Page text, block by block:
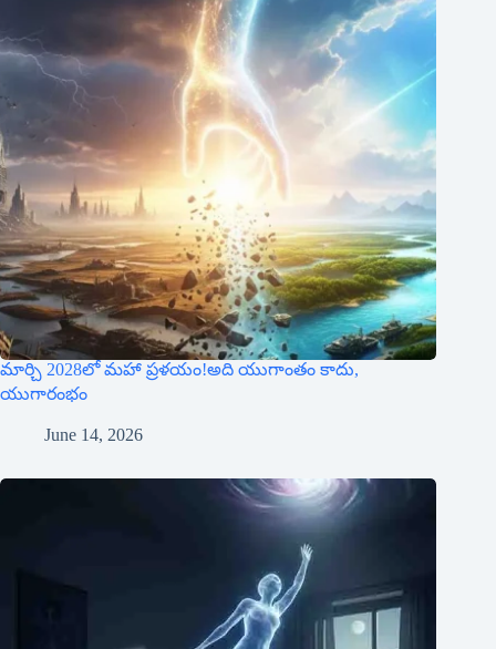
మార్చి 2028లో మహా ప్రళయం!అది యుగాంతం కాదు,
యుగారంభం
June 14, 2026